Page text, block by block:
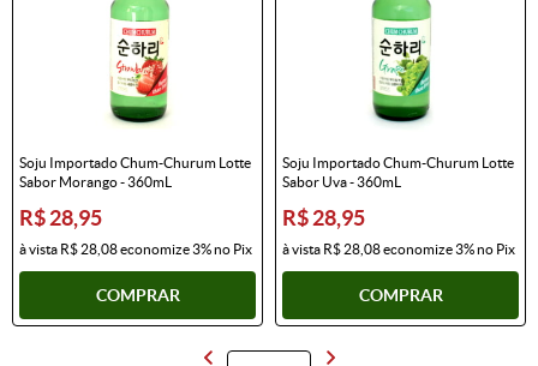
Soju Importado Chum-Churum Lotte
Sabor Morango - 360mL
R$ 28,95
à vista R$ 28,08economize3%no Pix
COMPRAR
Soju Importado Chum-Churum Lotte
Sabor Uva - 360mL
R$ 28,95
à vista R$ 28,08economize3%no Pix
COMPRAR